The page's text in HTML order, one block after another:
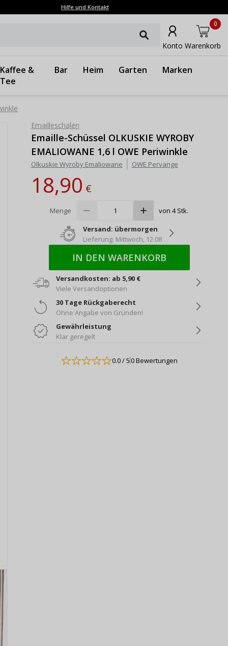
Hilfe und Kontakt
Konto Warenkorb
0
Kaffee &
Tee
Bar Heim Garten Marken
Emailleschalen
Emaille-Schüssel OLKUSKIE WYROBY
EMALIOWANE 1,6 l OWE Periwinkle
Olkuskie Wyroby Emaliowane OWE Pervange
18,90€
Menge von 4 Stk.
Versand: übermorgen
Lieferung: Mittwoch, 12.08
IN DEN WARENKORB
Versandkosten: ab 5,90 €
Viele Versandoptionen
30 Tage Rückgaberecht
Ohne Angabe von Gründen!
Gewährleistung
Klar geregelt
0.0/ 50 Bewertungen